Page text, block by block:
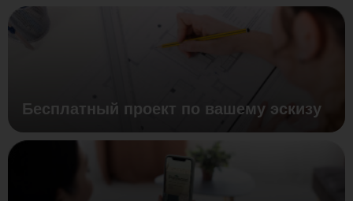
Бесплатный проект по вашему эскизу